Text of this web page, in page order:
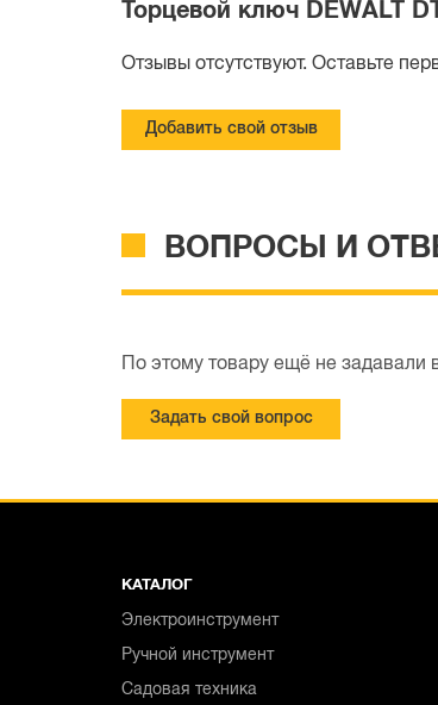
Торцевой ключ DEWALT
Отзывы отсутствуют. Оставьте
Добавить свой отзыв
ВОПРОСЫ И
По этому товару ещё не задавали
Задать свой вопрос
КАТАЛОГ
Электроинструмент
Ручной инструмент
Садовая техника